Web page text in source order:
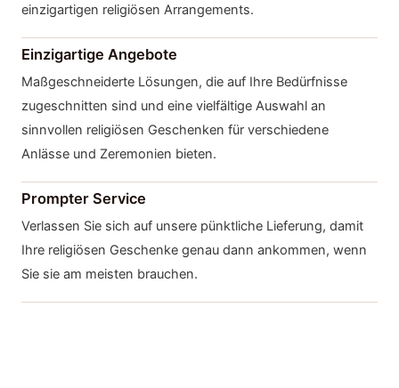
einzigartigen religiösen Arrangements.
Einzigartige Angebote
Maßgeschneiderte Lösungen, die auf Ihre Bedürfnisse
zugeschnitten sind und eine vielfältige Auswahl an
sinnvollen religiösen Geschenken für verschiedene
Anlässe und Zeremonien bieten.
Prompter Service
Verlassen Sie sich auf unsere pünktliche Lieferung, damit
Ihre religiösen Geschenke genau dann ankommen, wenn
Sie sie am meisten brauchen.